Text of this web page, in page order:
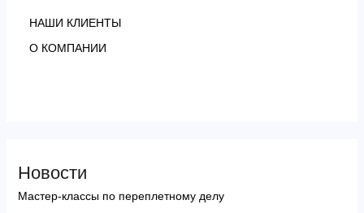
НАШИ КЛИЕНТЫ
О КОМПАНИИ
Новости
Мастер-классы по переплетному делу